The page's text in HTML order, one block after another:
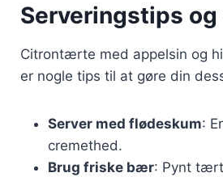
Serveringstips
Citrontærte med appelsin og
er nogle tips til at gøre din
Server med flødeskum:
cremethed.
Brug friske bær: Pynt